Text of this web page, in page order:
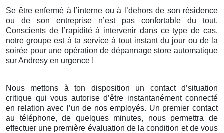
Se être enfermé à l’interne ou à l’dehors de son résidence
ou de son entreprise n’est pas confortable du tout.
Conscients de l’rapidité à intervenir dans ce type de cas,
notre groupe est à ta service à tout instant du jour ou de la
soirée pour une opération de dépannagestore automatique
sur Andresy en urgence !
Nous mettons à ton disposition un contact d’situation
critique qui vous autorise d’être instantanément connecté
en relation avec l’un de nos employés. Un premier contact
au téléphone, de quelques minutes, nous permettra de
effectuer une première évaluation de la condition et de vous